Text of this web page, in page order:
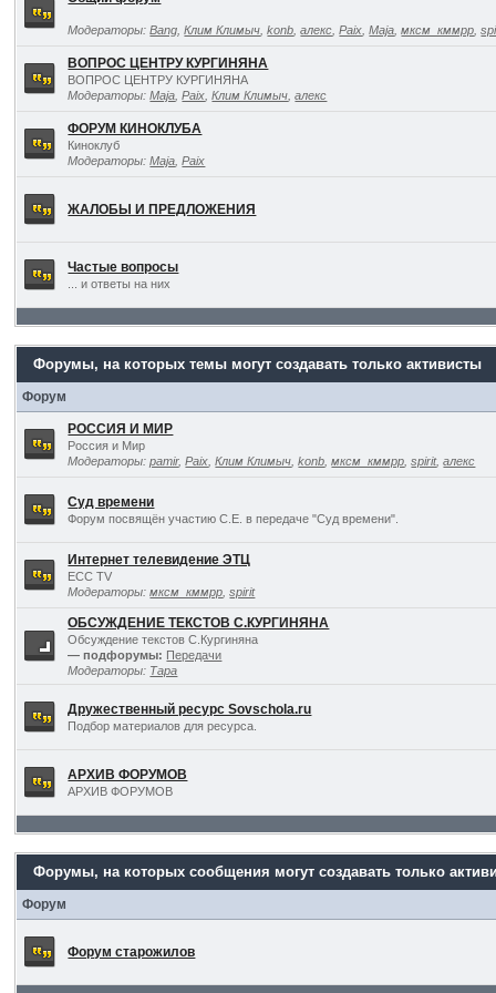
Модераторы:Bang ,Клим Климыч ,konb ,алекс ,Paix ,Maja ,мксм_кммрр ,
ВОПРОС ЦЕНТРУ КУРГИНЯНА
ВОПРОС ЦЕНТРУ КУРГИНЯНА
Модераторы:Maja ,Paix ,Клим Климыч ,алекс
ФОРУМ КИНОКЛУБА
Киноклуб
Модераторы:Maja ,Paix
ЖАЛОБЫ И ПРЕДЛОЖЕНИЯ
Частые вопросы
... и ответы на них
Форумы, на которых темы могут создавать только активисты
Форум
РОССИЯ И МИР
Россия и Мир
Модераторы:pamir,Paix ,Клим Климыч ,konb ,мксм_кммрр ,spirit,алекс
Суд времени
Форум посвящён участию С.Е. в передаче "Суд времени".
Интернет телевидение ЭТЦ
ECC TV
Модераторы:мксм_кммрр ,spirit
ОБСУЖДЕНИЕ ТЕКСТОВ С.КУРГИНЯНА
Обсуждение текстов С.Кургиняна
— подфорумы: Передачи
Модераторы: Тара
Дружественный ресурс Sovschola.ru
Подбор материалов для ресурса.
АРХИВ ФОРУМОВ
АРХИВ ФОРУМОВ
Форумы, на которых сообщения могут создавать только
Форум
Форум старожилов